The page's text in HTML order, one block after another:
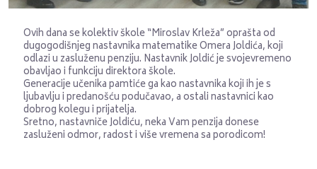
Ovih dana se kolektiv škole “Miroslav Krleža” oprašta od
dugogodišnjeg nastavnika matematike Omera Joldića, koji
odlazi u zasluženu penziju. Nastavnik Joldić je svojevremeno
obavljao i funkciju direktora škole.
Generacije učenika pamtiće ga kao nastavnika koji ih je s
ljubavlju i predanošću podučavao, a ostali nastavnici kao
dobrog kolegu i prijatelja.
Sretno, nastavniče Joldiću, neka Vam penzija donese
zasluženi odmor, radost i više vremena sa porodicom!